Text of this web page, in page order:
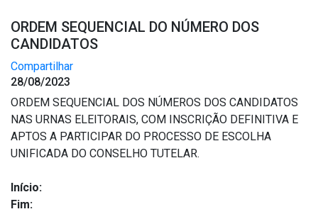
ORDEM SEQUENCIAL DO NÚMERO DOS
CANDIDATOS
Compartilhar
28/08/2023
ORDEM SEQUENCIAL DOS NÚMEROS DOS CANDIDATOS
NAS URNAS ELEITORAIS, COM INSCRIÇÃO DEFINITIVA E
APTOS A PARTICIPAR DO PROCESSO DE ESCOLHA
UNIFICADA DO CONSELHO TUTELAR.
Início:
Fim: